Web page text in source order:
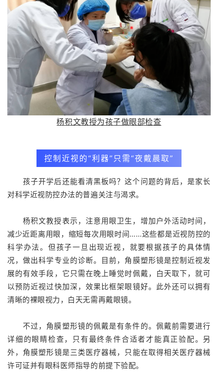
杨积文教授为孩子做眼部检查
控制近视的“利器”只需“夜戴晨取”
孩子开学后还能看清黑板吗？这个问题的背后，是家长
对科学近视防控办法的普遍关注与渴求。
杨积文教授表示，注意用眼卫生，增加户外活动时间，
减少近距离用眼，缩短每次用眼时间……这些都是近视防控的
科学办法。但孩子一旦出现近视，就要根据孩子的具体情
况，做出科学专业的诊断。目前，角膜塑形镜是控制近视发
展的有效手段，它只需在晚上睡觉时佩戴，白天取下，就可
以预防近视过快加深，效果比框架眼镜好。此外还可以拥有
清晰的裸眼视力，白天无需再戴眼镜。
不过，角膜塑形镜的佩戴是有条件的。佩戴前需要进行
详细的眼睛检查，只有最终条件合适者才能真正验配。另
外，角膜塑形镜是三类医疗器械，只能在取得相关医疗器械
许可证并有眼科医师指导的前提下验配。